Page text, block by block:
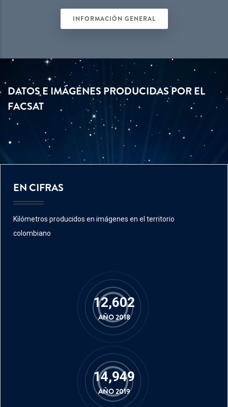
INFORMACIÓN GENERAL
DATOS E IMÁGENES PRODUCIDAS POR EL
FACSAT
EN CIFRAS
Kilómetros producidos en imágenes en el territorio
colombiano
16,887
AÑO 2018
20,031
AÑO 2019